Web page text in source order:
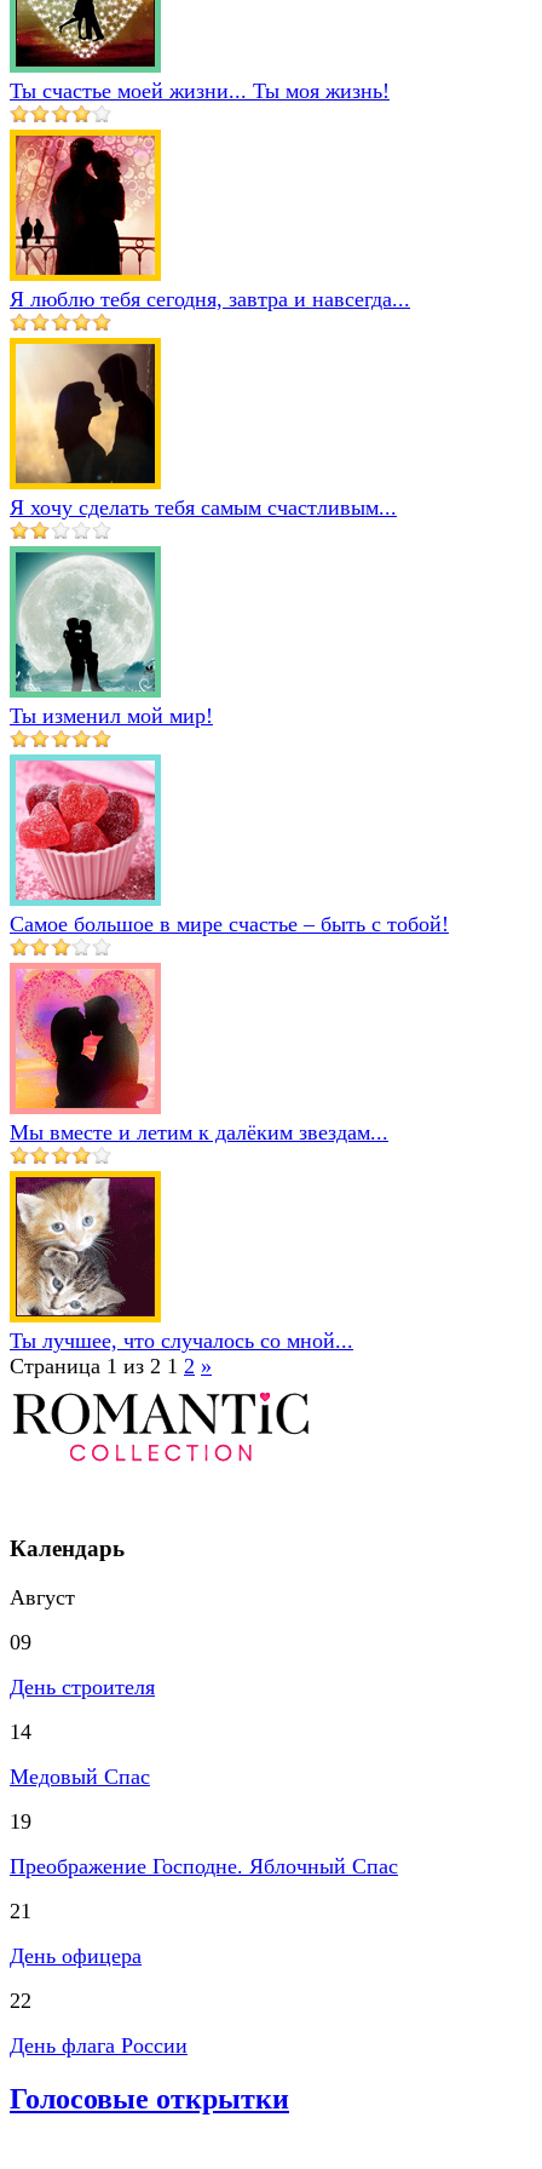
Ты счастье моей жизни... Ты моя жизнь!
Я люблю тебя сегодня, завтра и навсегда...
Я хочу сделать тебя самым счастливым...
Ты изменил мой мир!
Самое большое в мире счастье – быть с тобой!
Мы вместе и летим к далёким звездам...
Ты лучшее, что случалось со мной...
Страница 1 из 2 1 2 »
Календарь
Август
09
День строителя
14
Медовый Спас
19
Преображение Господне. Яблочный Спас
21
День офицера
22
День флага России
Голосовые открытки